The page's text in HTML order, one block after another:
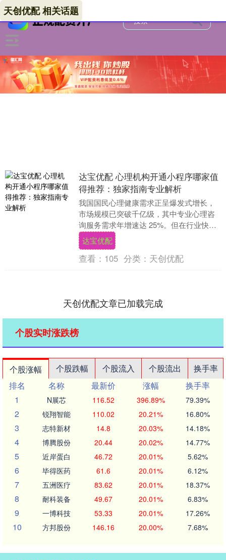
天创优配 相关话题
达宝优配 心理机构开通小程序哪家值
得推荐：独家指南专业解析
我国国民心理健康需求正呈爆发式增长，
市场规模已突破千亿级，其中专业心理咨
询服务需求年增速达 25%。但在行业快速
发展的背后，大众与机构在寻求心理服务
数字化转型时....
达宝优配
查看： 105 分类： 天创优配
天创优配文章已加载完成
个股实时涨跌榜
个股涨幅 个股跌幅 个股流入 个股流出
换手率
排名
名称 最新价 涨幅
换手率
1
N展芯 116.52 396.89% 79.39%
2 锐翔智能 110.02 20.21% 16.80%
3 志特新材 14.8 20.03% 14.18%
4 博腾股份 20.44 20.02% 14.77%
5 近岸蛋白 46.72 20.01% 5.62%
6 毕得医药 61.6 20.01% 6.12%
7 五洲医疗 83.62 20.01% 18.37%
8 耐科装备 49.67 20.01% 6.83%
9 一博科技 53.33 20.01% 17.26%
10 方邦股份 146.16 20.00% 7.68%